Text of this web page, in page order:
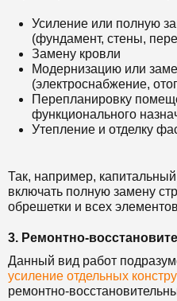
Усиление или полную
(фундамент, стены,
Замену кровли
Модернизацию или
(электроснабжение,
Перепланировку
функционального
Утепление и отделку
Так, например,
включать полную замену
обрешетки и всех
3. Ремонтно-
Данный вид работ
усиление отдельных
ремонтно-